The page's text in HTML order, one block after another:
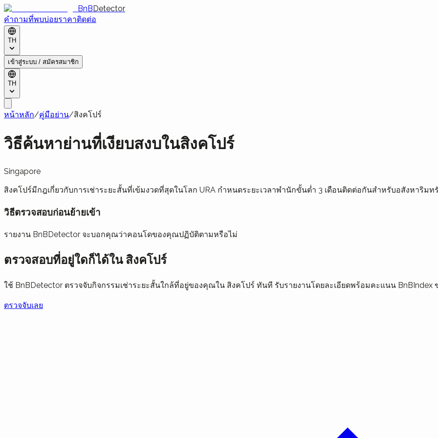
BnBDetector
คำถามที่พบบ่อยราคาติดต่อ
TH
เข้าสู่ระบบ / สมัครสมาชิก
TH
หน้าหลัก/คู่มือย่าน/สิงคโปร์
วิธีค้นหาย่านที่เงียบสงบในสิงคโปร์
Singapore
สิงคโปร์มีกฎเกี่ยวกับการเช่าระยะสั้นที่เข้มงวดที่สุดในโลก URA กำหนดระยะเวลาพำนักขั้นต่ำ 3 เดือนติดต่อกันสำหรับอสังหาริม
วิธีตรวจสอบก่อนย้ายเข้า
รายงาน BnBDetector จะบอกคุณว่าคอนโดของคุณปฏิบัติตามหรือไม่
ตรวจสอบที่อยู่ใดก็ได้ใน สิงคโปร์
ใช้ BnBDetector ตรวจจับกิจกรรมเช่าระยะสั้นใกล้ที่อยู่ของคุณใน สิงคโปร์ ทันที รับรายงานโดยละเอียดพร้อมคะแนน BnBIndex
ตรวจจับเลย